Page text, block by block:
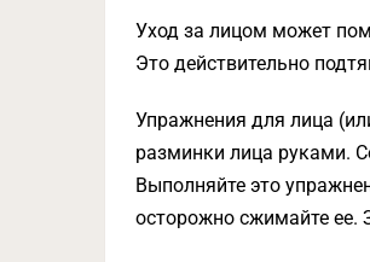
Уход за лицом может
Это действительно
Упражнения для лица
разминки лица руками.
Выполняйте это
осторожно сжимайте ее.